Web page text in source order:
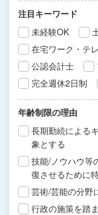
注目キーワード
未経験OK
在宅ワーク・テ
公認会計士
完全週休2日制
年齢制限の理由
長期勤続による
象とする
技能/ノウハウ等
復させるために
芸術/芸能の分野
行政の施策を踏